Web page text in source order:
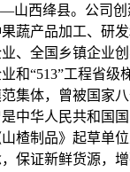
山西绛县。公司
蔬产品加工、研
、全国乡镇企业
和“513”工程省级
集体，曾被国家
中华人民共和国
山楂制品》起草单
保证新鲜货源，